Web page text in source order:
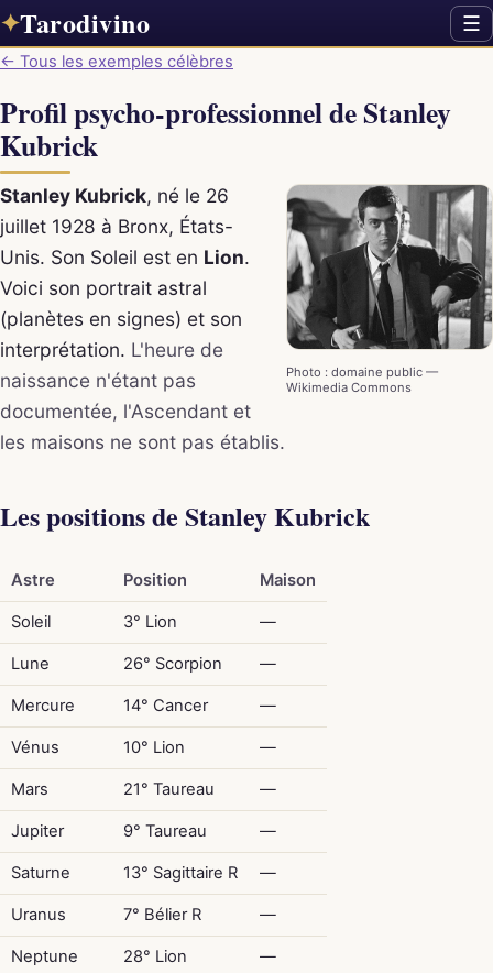
✦Tarodivino ☰
← Tous les exemples célèbres
Profil psycho-professionnel de Stanley
Kubrick
Photo : domaine public —
Wikimedia Commons
Stanley Kubrick, né le 26
juillet 1928 à Bronx, États-
Unis. Son Soleil est en Lion.
Voici son portrait astral
(planètes en signes) et son
interprétation. L'heure de
naissance n'étant pas
documentée, l'Ascendant et
les maisons ne sont pas établis.
Les positions de Stanley Kubrick
Astre Position Maison
Soleil 3° Lion —
Lune 26° Scorpion —
Mercure 14° Cancer —
Vénus 10° Lion —
Mars 21° Taureau —
Jupiter 9° Taureau —
Saturne 13° Sagittaire R —
Uranus 7° Bélier R —
Neptune 28° Lion —